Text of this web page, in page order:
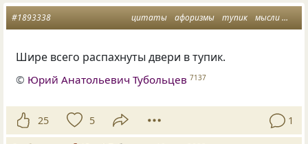
цитаты афоризмы тупик мысли
#1893338
Шире всего распахнуты двери в тупик.
© Юрий Анатольевич Тубольцев 7137
25 5 1